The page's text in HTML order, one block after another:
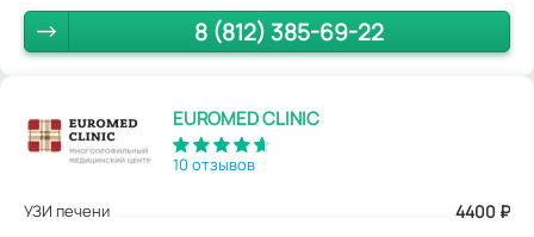
8 (812) 385-69-22
EUROMED CLINIC
10 отзывов
УЗИ печени 4400 ₽